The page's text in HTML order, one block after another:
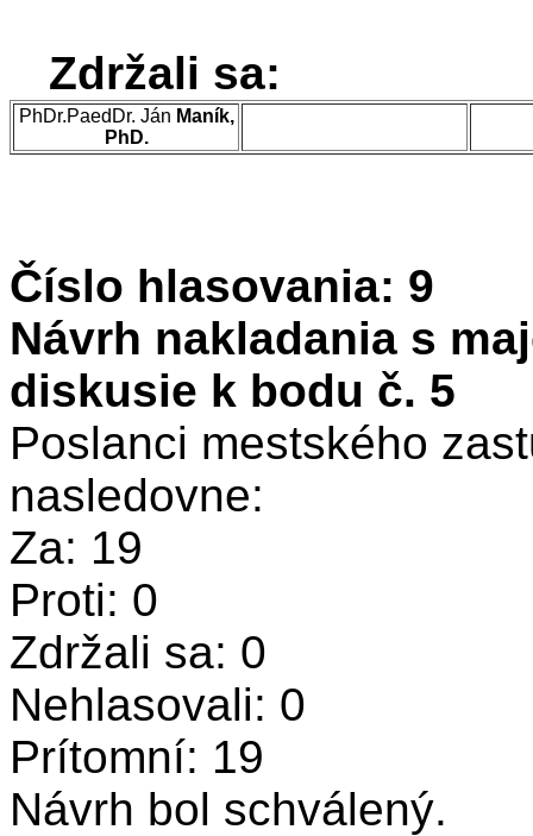
Zdržali sa:
PhDr.PaedDr. Ján Maník,
PhD.
Číslo hlasovania: 9
Návrh nakladania s
diskusie k bodu č. 5
Poslanci mestského
nasledovne:
Za: 19
Proti: 0
Zdržali sa: 0
Nehlasovali: 0
Prítomní: 19
Návrh bol schválený.